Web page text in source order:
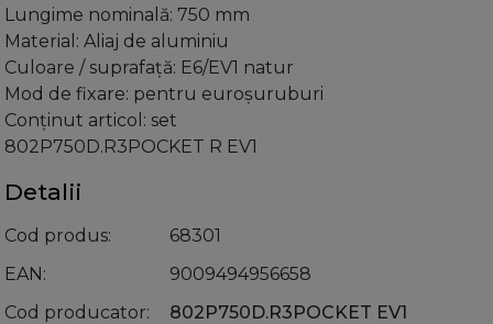
Lungime nominală: 750 mm
Material: Aliaj de aluminiu
Culoare / suprafaţă: E6/EV1 natur
Mod de fixare: pentru euroşuruburi
Conţinut articol: set
802P750D.R3POCKET R EV1
Detalii
Cod produs
68301
EAN
9009494956658
Cod producator
802P750D.R3POCKET EV1